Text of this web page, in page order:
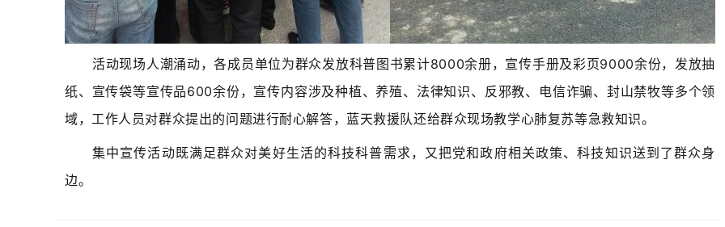
活动现场人潮涌动，各成员单位为群众发放科普图书累计8000余册，宣传手册及彩页9000余份，发放抽
纸、宣传袋等宣传品600余份，宣传内容涉及种植、养殖、法律知识、反邪教、电信诈骗、封山禁牧等多个领
域，工作人员对群众提出的问题进行耐心解答，蓝天救援队还给群众现场教学心肺复苏等急救知识。
集中宣传活动既满足群众对美好生活的科技科普需求，又把党和政府相关政策、科技知识送到了群众身
边。